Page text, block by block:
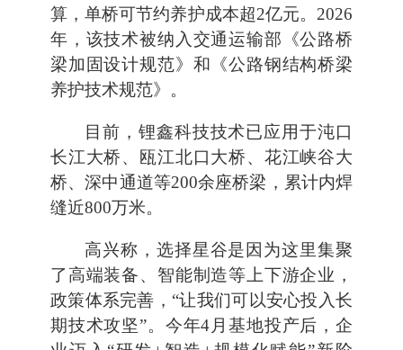
算，单桥可节约养护成本超2亿元。2026
年，该技术被纳入交通运输部《公路桥
梁加固设计规范》和《公路钢结构桥梁
养护技术规范》。
目前，锂鑫科技技术已应用于沌口
长江大桥、瓯江北口大桥、花江峡谷大
桥、深中通道等200余座桥梁，累计内焊
缝近800万米。
高兴称，选择星谷是因为这里集聚
了高端装备、智能制造等上下游企业，
政策体系完善，“让我们可以安心投入长
期技术攻坚”。今年4月基地投产后，企